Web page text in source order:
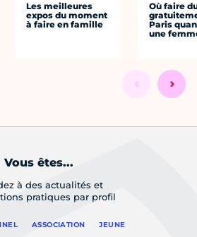
Les meilleures
expos du moment
à faire en famille
Où faire
Paris
une
Vous êtes...
à des actualités et
pratiques par profil
ASSOCIATION JEUNE